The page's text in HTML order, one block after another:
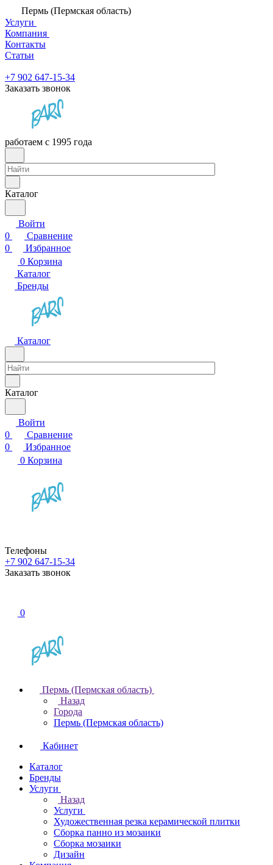
Пермь (Пермская область)
Услуги
Компания
Контакты
Статьи
+7 902 647-15-34
Заказать звонок
работаем с 1995 года
Каталог
Войти
0
Сравнение
0
Избранное
0 Корзина
Каталог
Бренды
Каталог
Каталог
Войти
0
Сравнение
0
Избранное
0 Корзина
Телефоны
+7 902 647-15-34
Заказать звонок
0
Пермь (Пермская область)
Назад
Города
Пермь (Пермская область)
Кабинет
Каталог
Бренды
Услуги
Назад
Услуги
Художественная резка керамической плитки
Сборка панно из мозаики
Сборка мозаики
Дизайн